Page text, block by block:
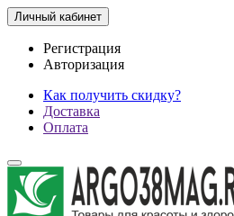
Личный кабинет
Регистрация
Авторизация
Как получить скидку?
Доставка
Оплата